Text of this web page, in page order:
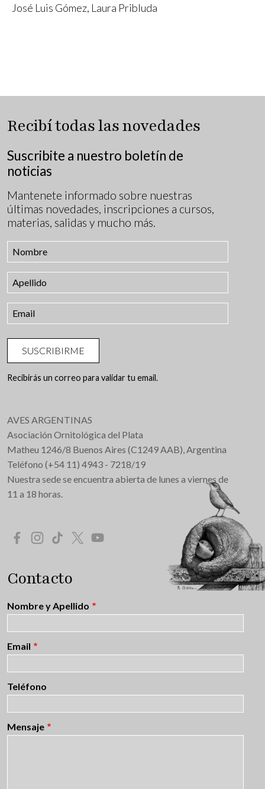
José Luis Gómez, Laura Pribluda
Recibí todas las novedades
Suscribite a nuestro boletín de
noticias
Mantenete informado sobre nuestras
últimas novedades, inscripciones a cursos,
materias, salidas y mucho más.
SUSCRIBIRME
Recibirás un correo para validar tu email.
AVES ARGENTINAS
Asociación Ornitológica del Plata
Matheu 1246/8 Buenos Aires (C1249 AAB), Argentina
Teléfono (+54 11) 4943 - 7218/19
Nuestra sede se encuentra abierta de lunes a viernes de
11 a 18 horas.
Redes Sociales
Contacto
Nombre y Apellido
Email
Teléfono
Mensaje